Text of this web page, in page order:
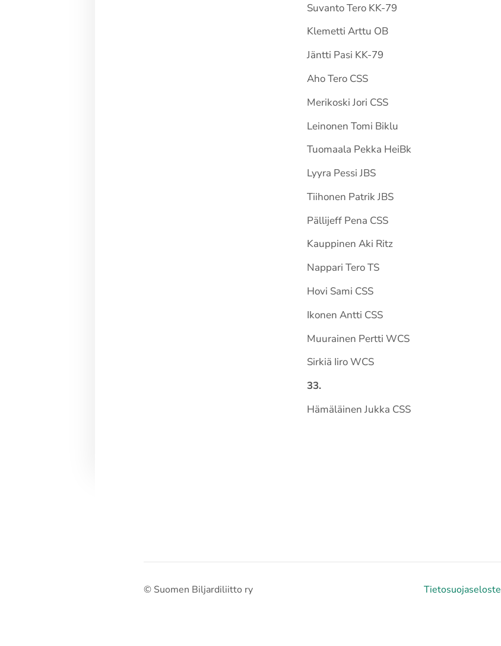
Suvanto Tero KK-79
Klemetti Arttu OB
Jäntti Pasi KK-79
Aho Tero CSS
Merikoski Jori CSS
Leinonen Tomi Biklu
Tuomaala Pekka HeiBk
Lyyra Pessi JBS
Tiihonen Patrik JBS
Pällijeff Pena CSS
Kauppinen Aki Ritz
Nappari Tero TS
Hovi Sami CSS
Ikonen Antti CSS
Muurainen Pertti WCS
Sirkiä Iiro WCS
33.
Hämäläinen Jukka CSS
© Suomen Biljardiliitto ry Tietosuojaseloste